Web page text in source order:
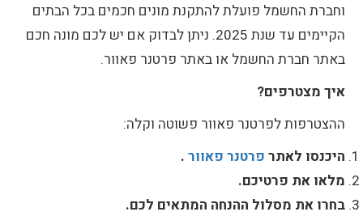
וחברת החשמל פועלת להתקנת מונים חכמים בכל הבתים
הקיימים עד שנת 2025. ניתן לבדוק אם יש לכם מונה חכם
באתר חברת החשמל או באתר פרטנר פאוור.
איך מצטרפים?
ההצטרפות לפרטנר פאוור פשוטה וקלה:
היכנסו לאתר פרטנר פאוור.
מלאו את פרטיכם.
בחרו את מסלול ההנחה המתאים לכם.